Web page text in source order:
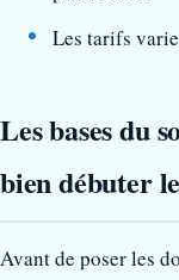
Les tarifs
Les bases du
bien débuter
Avant de poser les